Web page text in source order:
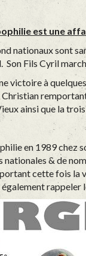
est une
nationaux sont
Son Fils Cyril
victoire à
ainsi que la
en 1989 chez
& de
cette fois la
rappeler